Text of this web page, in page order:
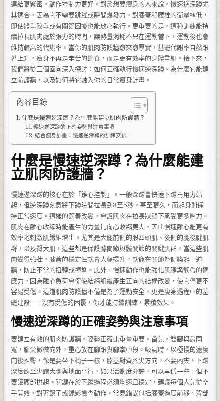
連結更緊密，動作控制力更好。對於想要瘦身的人來說，慢速逆深蹲尤
其適合，因為它不需要跳躍或瞬間爆發力，對膝蓋和腰椎的衝擊極低，
即使體重較重或有關節困擾也能放心執行。更重要的是，這種訓練能持
續拉長肌肉處於張力的時間，讓熱量消耗不只在運動當下，運動後也會
維持較高的代謝率。當你的肌肉防護牆愈來愈厚實，基礎代謝率自然跟
著上升，瘦身不再是辛苦的節食，而是更有效率的身體重組。接下來，
我們將從三個面向深入探討：如何正確執行慢速逆深蹲、為什麼它能建
立防護牆，以及如何將它融入你的日常瘦身計畫。
內容目錄
什麼是慢速逆深蹲？為什麼能建立肌肉防護牆？
慢速逆深蹲的正確姿勢與注意事項
結合瘦身計畫：慢速逆深蹲的訓練安排
什麼是慢速逆深蹲？為什麼能建
立肌肉防護牆？
慢速逆深蹲的核心在於「離心控制」。一般深蹲會快速下蹲再用力站
起，但逆深蹲刻意將下蹲時間拉長到3至5秒，甚至更久，而起身則保
持正常速度。這樣的節奏改變，會讓肌肉在拉長狀態下承受更多壓力。
肌肉在離心收縮時能產生的力量比向心收縮更大，因此慢速離心能更有
效率地刺激肌纖維增生。尤其是大腿前側的股四頭肌、後側的腿後腱肌
群，以及臀大肌，這些都是保護膝關節與髖關節的關鍵肌群。當這些肌
肉變得強壯，膝蓋的穩定性就會大幅提升，就像在關節外側築起一道
牆，防止不當的扭轉或撞擊。此外，慢速動作也能強化肌腱與韌帶的適
應力，因為離心負荷會促使結締組織產生正向的結構改變，使它們更不
容易受傷。這道肌肉防護牆不僅是為了運動安全，更是瘦身過程中的基
礎建設——沒有受傷的困擾，你才能持續訓練，累積效果。
慢速逆深蹲的正確姿勢與注意事項
要建立有效的肌肉防護牆，姿勢正確比重量重要。首先，雙腳與肩同
寬，腳尖微微向外，重心放在腳跟與腳掌中段。吸氣時，以極慢的速度
向後推臀，像是要坐下椅子一樣，膝蓋對齊腳尖方向，不要內夾。下蹲
深度應至少讓大腿與地面平行，如果活動度允許，可以再低一些，但不
要讓腰部拱起。關鍵在於下蹲過程必須均速且穩定，建議每個人先從空
手開始，對著鏡子或錄影檢查動作。常見錯誤包括膝蓋過度前移、背部